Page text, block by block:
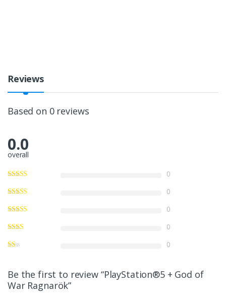
Reviews
Based on 0 reviews
0.0
overall
0
0
0
0
0
Be the first to review “PlayStation®5 + God of
War Ragnarök”